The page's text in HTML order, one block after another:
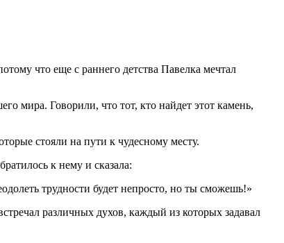
что еще с раннего детства Павелка мечтал
мира. Говорили, что тот, кто найдет этот камень,
стояли на пути к чудесному месту.
к нему и сказала:
трудности будет непросто, но ты сможешь!»
различных духов, каждый из которых задавал